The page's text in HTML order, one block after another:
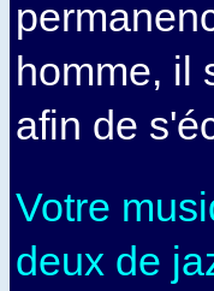
homme, il
afin de
Votre
deux de